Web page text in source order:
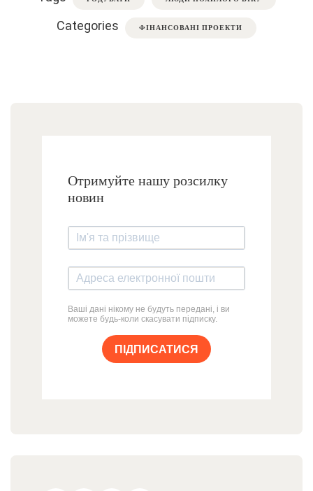
Categories ФІНАНСОВАНІ ПРОЕКТИ
Отримуйте нашу розсилку
новин
Ваші дані нікому не будуть передані, і ви
можете будь-коли скасувати підписку.
ПІДПИСАТИСЯ